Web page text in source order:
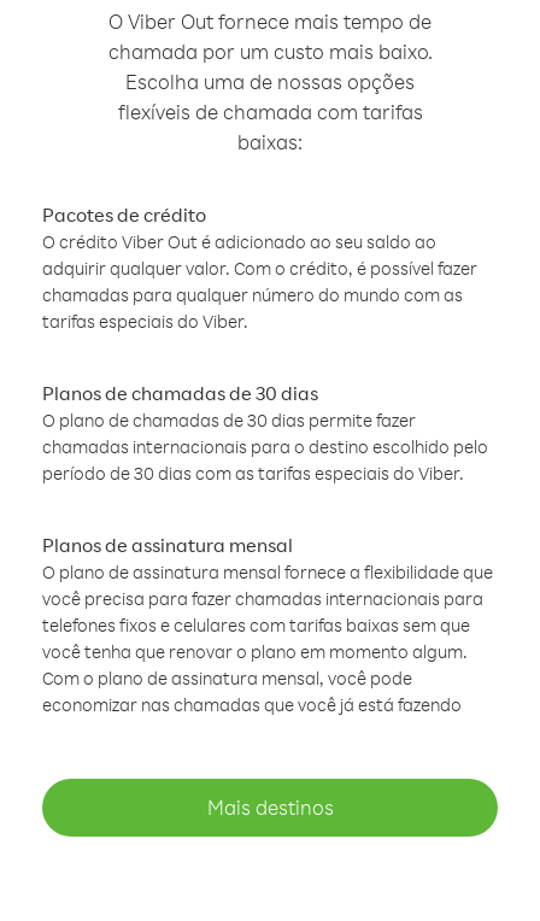
O Viber Out fornece mais tempo de
chamada por um custo mais baixo.
Escolha uma de nossas opções
flexíveis de chamada com tarifas
baixas:
Pacotes de crédito
O crédito Viber Out é adicionado ao seu saldo ao
adquirir qualquer valor. Com o crédito, é possível fazer
chamadas para qualquer número do mundo com as
tarifas especiais do Viber.
Planos de chamadas de 30 dias
O plano de chamadas de 30 dias permite fazer
chamadas internacionais para o destino escolhido pelo
período de 30 dias com as tarifas especiais do Viber.
Planos de assinatura mensal
O plano de assinatura mensal fornece a flexibilidade que
você precisa para fazer chamadas internacionais para
telefones fixos e celulares com tarifas baixas sem que
você tenha que renovar o plano em momento algum.
Com o plano de assinatura mensal, você pode
economizar nas chamadas que você já está fazendo
Mais destinos